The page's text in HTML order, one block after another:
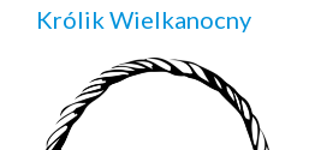
Królik Wielkanocny